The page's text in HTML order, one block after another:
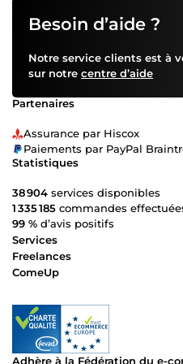
Besoin d’aide ?
Notre service clients est à
sur notre centre d’aide
Partenaires
Assurance par Hiscox
Paiements par PayPal
Statistiques
38 904 services disponibles
1 335 185 commandes
99 % d’avis positifs
Services
Freelances
ComeUp
Adhère à la Fédération du e-